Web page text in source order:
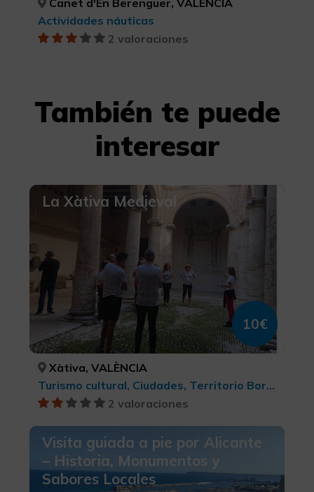
Canet d'En Berenguer, VALÈNCIA
Actividades náuticas
2 valoraciones
También te puede
interesar
La Xàtiva Medieval
10€
Xàtiva, VALÈNCIA
Turismo cultural, Ciudades, Territorio Borgia
2 valoraciones
Visita guiada a pie por Alicante
– Historia, Monumentos y
Sabores Locales